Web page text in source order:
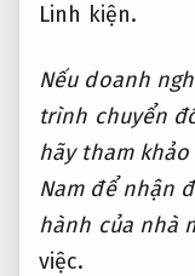
Linh kiện.
Nếu doanh
trình chuyển
hãy tham khảo
Nam để nhận
hành của nhà
việc.